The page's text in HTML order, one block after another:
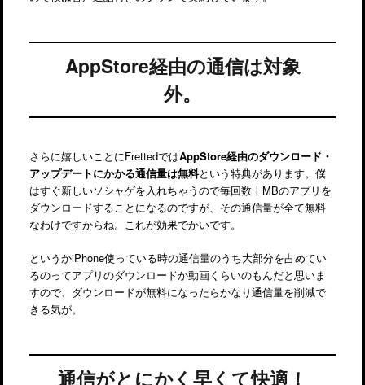
AppStore経由の通信は対象
外。
さらに嬉しいことにFrettedではAppStore経由のダウンロード・
アップデートにかかる通信量は無料という特典があります。僕
はすぐ新しいソシャゲを入れちゃうので毎回数十MBのアプリを
ダウンロードすることになるのですが、その通信量が全て無料
なわけですからね。これが効果でかいです。
というかiPhone使っている時の通信量のうち大部分を占めてい
るのってアプリのダウンロードか動画くらいのもんだと思いま
すので、ダウンロードが無料になったらかなり通信量を削減で
きる気が。
通信がとにかく早くて快適！